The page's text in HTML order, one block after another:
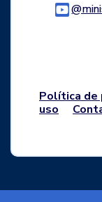
Política de
uso